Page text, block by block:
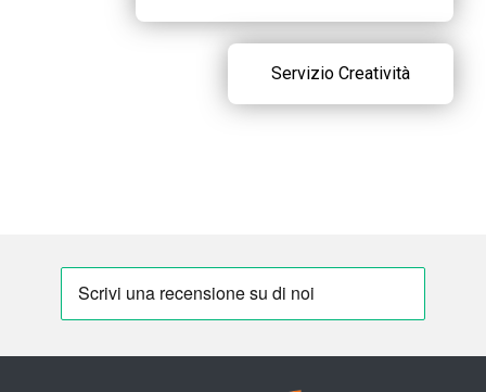
Servizio Creatività